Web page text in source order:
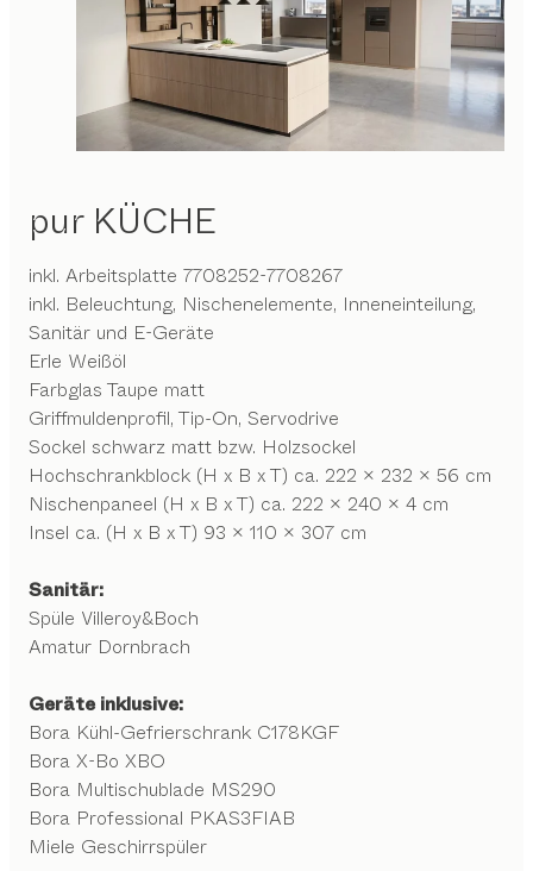
purKÜCHE
inkl. Arbeitsplatte 7708252-7708267
inkl. Beleuchtung, Nischenelemente, Inneneinteilung,
Sanitär und E-Geräte
Erle Weißöl
Farbglas Taupe matt
Griffmuldenprofil, Tip-On, Servodrive
Sockel schwarz matt bzw. Holzsockel
Hochschrankblock (H x B x T) ca. 222 x 232 x 56 cm
Nischenpaneel (H x B x T) ca. 222 x 240 x 4 cm
Insel ca. (H x B x T) 93 x 110 x 307 cm
Sanitär:
Spüle Villeroy&Boch
Amatur Dornbrach
Geräte inklusive:
Bora Kühl-Gefrierschrank C178KGF
Bora X-Bo XBO
Bora Multischublade MS290
Bora Professional PKAS3FIAB
Miele Geschirrspüler